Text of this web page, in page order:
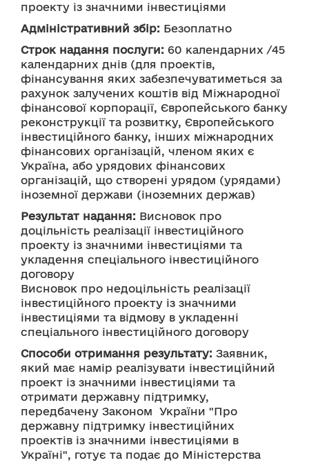
проекту із значними інвестиціями
Адміністративний збір: Безоплатно
Строк надання послуги: 60 календарних /45
календарних днів (для проектів,
фінансування яких забезпечуватиметься за
рахунок залучених коштів від Міжнародної
фінансової корпорації, Європейського банку
реконструкції та розвитку, Європейського
інвестиційного банку, інших міжнародних
фінансових організацій, членом яких є
Україна, або урядових фінансових
організацій, що створені урядом (урядами)
іноземної держави (іноземних держав)
Результат надання: Висновок про
доцільність реалізації інвестиційного
проекту із значними інвестиціями та
укладення спеціального інвестиційного
договору
Висновок про недоцільність реалізації
інвестиційного проекту із значними
інвестиціями та відмову в укладенні
спеціального інвестиційного договору
Способи отримання результату: Заявник,
який має намір реалізувати інвестиційний
проект із значними інвестиціями та
отримати державну підтримку,
передбачену Законом  України "Про
державну підтримку інвестиційних
проектів із значними інвестиціями в
Україні", готує та подає до Міністерства